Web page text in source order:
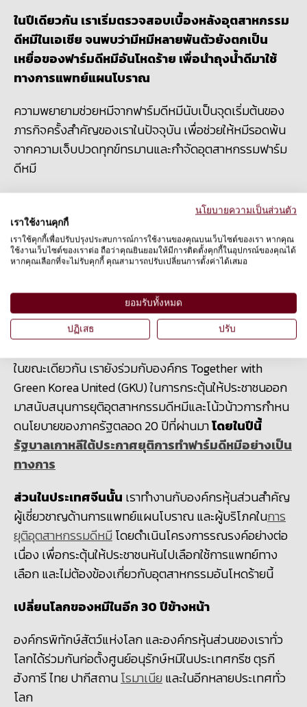
ในปีเดียวกัน เราเริ่มตรวจสอบเบื้องหลังอุตสาหกรรม
ดีหมีในเอเชีย จนพบว่ามีหมีหลายพันตัวยังตกเป็น
เหยื่อของฟาร์มดีหมีอันโหดร้าย เพื่อนำถุงน้ำดีมาใช้
ทางการแพทย์แผนโบราณ
ความพยายามช่วยหมีจากฟาร์มดีหมีนับเป็นจุดเริ่มต้นของ
ภารกิจครั้งสำคัญของเราในปัจจุบัน เพื่อช่วยให้หมีรอดพ้น
จากความเจ็บปวดทุกข์ทรมานและกำจัดอุตสาหกรรมฟาร์ม
ดีหมี
เราร่วมกับองค์กร Education for
Nature Vietnam (ENV) เพื่อสนับสนุนการปิดฟาร์มดีหมี
ฝังไมโครชิพให้กับหมีที่ถูกกักขังในฟาร์ม และเฝ้าระวังตรวจ
สอบอยู่เป็นระยะ จนกระทั่งจำนวนหมีในฟาร์มดีหมีทั่ว
ให้การสนับสนุนปฏิบัติการช่วยเหลือหมีที่ใหญ่ที่สุด
โดยหมีทั้งหมด9ตัวจะถูกส่งมอบไปยังศูนย์อนุรักษ์ที่
ที่พวกมันจะได้ใช้ชีวิตใกล้เคียงกับธรรมชาติมากที่สุด
ในขณะเดียวกัน เรายังร่วมกับองค์กรTogether with
Green Korea United (GKU)ในการกระตุ้นให้ประชาชนออก
มาสนับสนุนการยุติอุตสาหกรรมดีหมีและโน้วน้าวการกำหน
ดนโยบายของภาครัฐตลอด20ปีที่ผ่านมาโดยในปีนี้
รัฐบาลเกาหลีใต้ประกาศยุติการทำฟาร์มดีหมีอย่างเป็น
ทางการ
ส่วนในประเทศจีนนั้น เราทำงานกับองค์กรหุ้นส่วนสำคัญ
ผู้เชี่ยวชาญด้านการแพทย์แผนโบราณ และผู้บริโภคในการ
ยุติอุตสาหกรรมดีหมี โดยดำเนินโครงการรณรงค์อย่างต่อ
เนื่อง เพื่อกระตุ้นให้ประชาชนหันไปเลือกใช้การแพทย์ทาง
เลือก และไม่ต้องข้องเกี่ยวกับอุตสาหกรรมอันโหดร้ายนี้
เปลี่ยนโลกของหมีในอีก 30ปีข้างหน้า
องค์กรพิทักษ์สัตว์แห่งโลก และองค์กรหุ้นส่วนของเราทั่ว
โลกได้ร่วมกันก่อตั้งศูนย์อนุรักษ์หมีในประเทศกรีซ ตุรกี
ฮังการี ไทย ปากีสถานโรมาเนีย และในอีกหลายประเทศทั่ว
โลก
นโยบายความเป็นส่วนตัว
เราใช้งานคุกกี้
เราใช้คุกกี้เพื่อปรับปรุงประสบการณ์การใช้งานของคุณบนเว็บไซต์ของเรา หากคุณ
ใช้งานเว็บไซต์ของเราต่อ ถือว่าคุณยินยอมให้มีการติดตั้งคุกกี้ในอุปกรณ์ของคุณได้
หากคุณเลือกที่จะไม่รับคุกกี้ คุณสามารถปรับเปลี่ยนการตั้งค่าได้เสมอ
ยอมรับทั้งหมด
ปฏิเสธ ปรับ